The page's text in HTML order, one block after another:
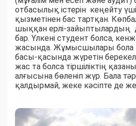
отбасылық істерін кеңейту
қызметінен бас тартқан.
шыққан ерлі-зайыптылардың
бар. Үлкені студент болса,
жасында. Жұмысшылары бола
басы-қасында жүретін
жас та болса тіршіліктің
алғысына бөленіп жүр. Бала
қалдырмай, жеке кәсіпте де